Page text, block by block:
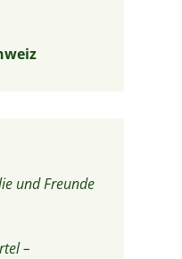
und Freunde
–